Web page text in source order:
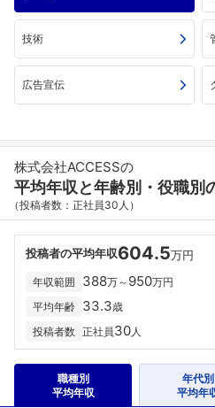
技術
広告宣伝
株式会社ACCESSの
平均年収と年齢別・役職別
（投稿者数：正社員30人）
投稿者の平均年収604.5万円
年収範囲 388万～ 950万円
平均年齢 33.3歳
投稿者数 正社員30人
職種別
平均年収
年代別
平均年